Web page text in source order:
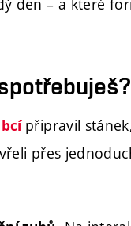
den – a které
připravil
přes